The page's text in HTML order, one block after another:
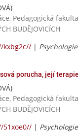
Pedagogická fakulta
BUDĚJOVICÍCH
kxbg2c// |
porucha, její terapie
Pedagogická fakulta
BUDĚJOVICÍCH
51xoe0// |